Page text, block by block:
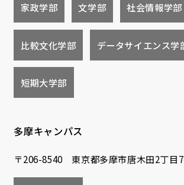
家政学部 文学部 社会情報学部
比較文化学部 データサイエンス学
短期大学部
多摩キャンパス
〒206-8540 東京都多摩市唐木田2丁目